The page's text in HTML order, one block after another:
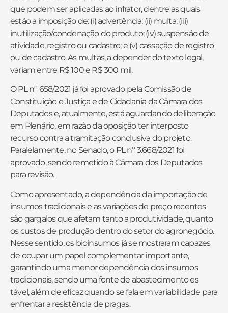
que podem ser aplicadas ao infrator, dentre as quais
estão a imposição de: (i) advertência; (ii) multa; (iii)
inutilização/condenação do produto; (iv) suspensão de
atividade, registro ou cadastro; e (v) cassação de registro
ou de cadastro. As multas, a depender do texto legal,
variam entre R$ 100 e R$ 300 mil.
O PL nº 658/2021 já foi aprovado pela Comissão de
Constituição e Justiça e de Cidadania da Câmara dos
Deputados e, atualmente, está aguardando deliberação
em Plenário, em razão da oposição ter interposto
recurso contra a tramitação conclusiva do projeto.
Paralelamente, no Senado, o PL nº 3.668/2021 foi
aprovado, sendo remetido à Câmara dos Deputados
para revisão.
Como apresentado, a dependência da importação de
insumos tradicionais e as variações de preço recentes
são gargalos que afetam tanto a produtividade, quanto
os custos de produção dentro do setor do agronegócio.
Nesse sentido, os bioinsumos já se mostraram capazes
de ocupar um papel complementar importante,
garantindo uma menor dependência dos insumos
tradicionais, sendo uma fonte de abastecimento es
tável, além de eficaz quando se fala em variabilidade para
enfrentar a resistência de pragas.